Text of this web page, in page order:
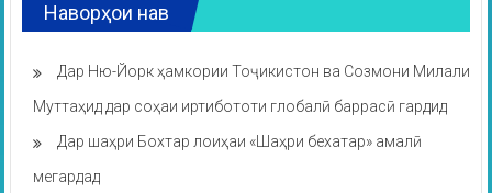
Наворҳои нав
Дар Ню-Йорк ҳамкории Тоҷикистон ва Созмони Милали
Муттаҳид дар соҳаи иртибототи глобалӣ баррасӣ гардид
Дар шаҳри Бохтар лоиҳаи «Шаҳри бехатар» амалӣ
мегардад